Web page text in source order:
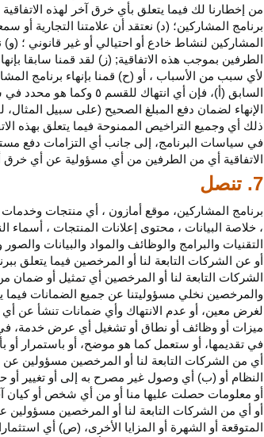
من إخطارنا لك فيما يتعلق بأي خرق آخر لهذه
برنامج المشاركين؛ (د) نعتقد أن علامتنا التجارية
المشاركين لنشاط خادع أو احتيالي أو غير قانوني ؛
الطرفين بموجب هذه الاتفاقية; (ز) لقد قمنا سابقا
لأي سبب من الأسباب ، أو (ح) قمنا بإنهاء برنامج
السابق (أ)، فإن أي
الإنهاء لضمان دفع المبلغ الصحيح (على سبيل
ذلك أي وجميع التراخيص الممنوحة فيما يتعلق بهذه
في سياسات البرنامج، إلى جانب أي التزامات دفع
الاتفاقية أي من الطرفين من أي مسؤولية عن أي خرق
7. تنصل
برنامج المشاركين، موقع أمازون ، أي منتجات
، خلاصة البيانات ، محتوى إعلانات المنتجات ، أسماء
التقنيات والبرامج والوظائف والمواد والبيانات
أو عن الشركات التابعة لنا أو المرخصين فيما
الشركات التابعة لنا أو المرخصين أي تمثيل أو ضمان
والمرخصين نخلي مسؤوليتنا عن جميع الضمانات فيما
لغرض معين، أو عدم الانتهاك وأي ضمانات تنشأ عن أي
ميزات أو وظائف أو نطاق أو تشغيل أي عرض خدمة،
في تقديمها، أو ستعمل كما هو موضح، أو باستمرار أو
أي من الشركات التابعة لنا أو المرخصين مسؤولين
النظام أو (ب) أي وصول غير مصرح به إلى أو تغيير أو
أو معلومات حصلت عليها منا أو من أي شخص أو
أو أي من الشركات التابعة لنا أو المرخصين
المتوقعة أو الشهرة أو المزايا
الأخرى، (ص) أي